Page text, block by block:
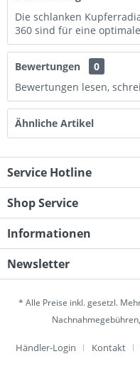
Die schlanken
360 sind für eine
Bewertungen
0
Bewertungen lesen,
Ähnliche Artikel
Service Hotline
Shop Service
Informationen
Newsletter
* Alle Preise inkl. gesetzl.
Händler-Login Kontakt